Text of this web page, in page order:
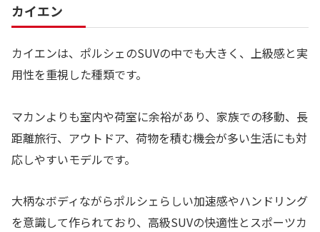
カイエン
カイエンは、ポルシェのSUVの中でも大きく、上級感と実
用性を重視した種類です。
マカンよりも室内や荷室に余裕があり、家族での移動、長
距離旅行、アウトドア、荷物を積む機会が多い生活にも対
応しやすいモデルです。
大柄なボディながらポルシェらしい加速感やハンドリング
を意識して作られており、高級SUVの快適性とスポーツカ